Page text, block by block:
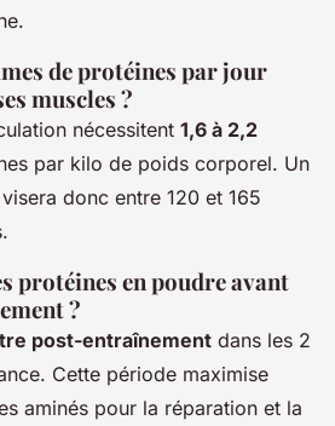
de protéines par jour
muscles ?
nécessitent 1,6 à 2,2
par kilo de poids corporel. Un
donc entre 120 et 165
protéines en poudre avant
?
post-entraînement dans les 2
Cette période maximise
aminés pour la réparation et la